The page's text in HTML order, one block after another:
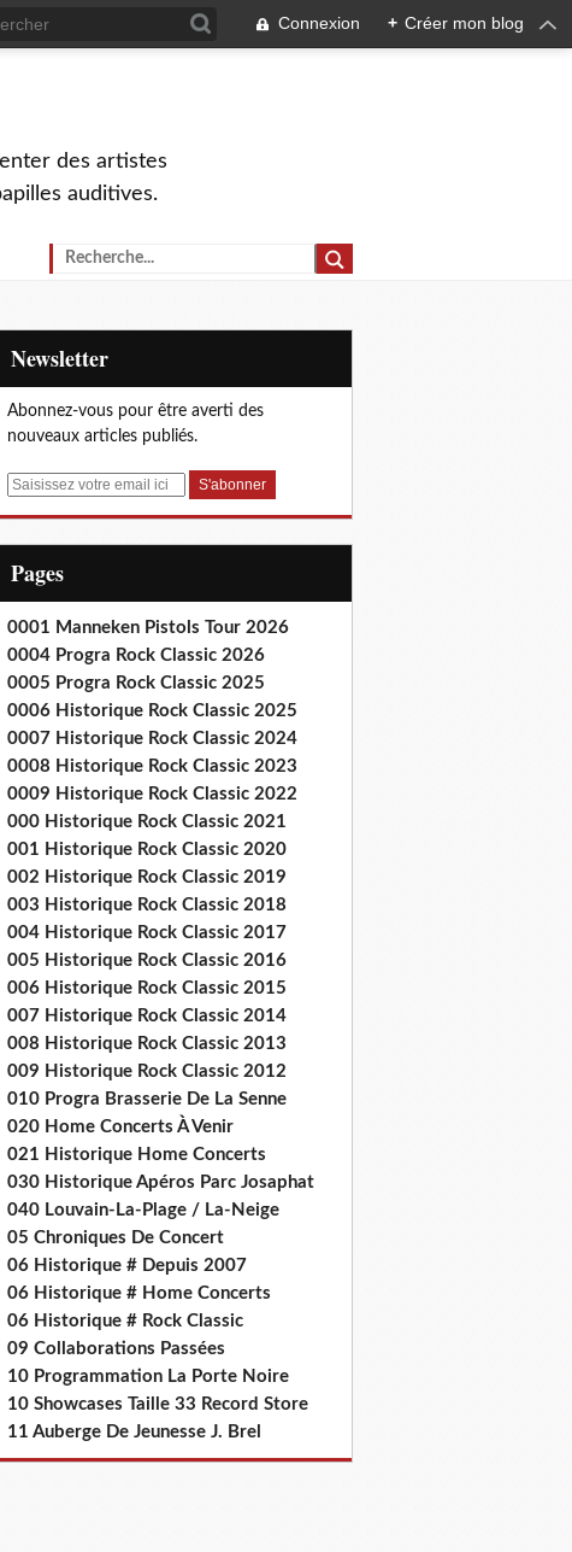
Connexion + Créer mon blog
des artistes
auditives.
Newsletter
Abonnez-vous pour être averti des
nouveaux articles publiés.
E
Pages
0001 Manneken Pistols Tour 2026
0004 Progra Rock Classic 2026
0005 Progra Rock Classic 2025
0006 Historique Rock Classic 2025
0007 Historique Rock Classic 2024
0008 Historique Rock Classic 2023
0009 Historique Rock Classic 2022
000 Historique Rock Classic 2021
001 Historique Rock Classic 2020
002 Historique Rock Classic 2019
003 Historique Rock Classic 2018
004 Historique Rock Classic 2017
005 Historique Rock Classic 2016
006 Historique Rock Classic 2015
007 Historique Rock Classic 2014
008 Historique Rock Classic 2013
009 Historique Rock Classic 2012
010 Progra Brasserie De La Senne
020 Home Concerts À Venir
021 Historique Home Concerts
030 Historique Apéros Parc Josaphat
040 Louvain-La-Plage / La-Neige
05 Chroniques De Concert
06 Historique # Depuis 2007
06 Historique # Home Concerts
06 Historique # Rock Classic
09 Collaborations Passées
10 Programmation La Porte Noire
10 Showcases Taille 33 Record Store
11 Auberge De Jeunesse J. Brel